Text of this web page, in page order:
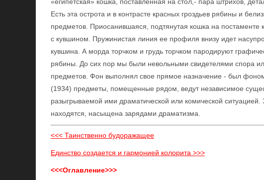
Есть эта острота и в контрасте красных гроздьев рябины и
предметов. Приосанившаяся, подтянутая кошка на постаменте
с кувшином. Пружинистая линия ее профиля внизу идет
кувшина. А морда торчком и грудь торчком пародируют
рябины. До сих пор мы были невольными свидетелями спора
предметов. Фон выполнял свое прямое назначение - был
(1934) предметы, помещенные рядом, ведут независимое
разыгрываемой ими драматической или комической
находятся, насыщена зарядами драматизма.
<<< Таинственно будоражащее
Единство создается и гармонией колорита >>>
<<<Оглавление>>>